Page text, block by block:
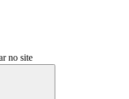
no site